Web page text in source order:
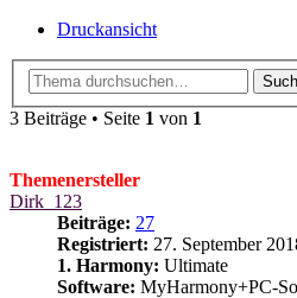
Druckansicht
3 Beiträge • Seite 1 von 1
Themenersteller
Dirk_123
Beiträge: 27
Registriert: 27. September
1. Harmony: Ultimate
Software: MyHarmony+PC-